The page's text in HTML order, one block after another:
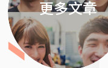
更多文章